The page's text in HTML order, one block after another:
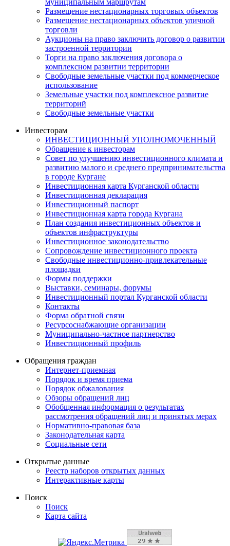
муниципальным маршрутам
Размещение нестационарных торговых объектов
Размещение нестационарных объектов уличной
торговли
Аукционы на право заключить договор о развитии
застроенной территории
Торги на право заключения договора о
комплексном развитии территории
Свободные земельные участки под коммерческое
использование
Земельные участки под комплексное развитие
территорий
Свободные земельные участки
Инвесторам
ИНВЕСТИЦИОННЫЙ УПОЛНОМОЧЕННЫЙ
Обращение к инвесторам
Совет по улучшению инвестиционного климата и
развитию малого и среднего предпринимательства
в городе Кургане
Инвестиционная карта Курганской области
Инвестиционная декларация
Инвестиционный паспорт
Инвестиционная карта города Кургана
План создания инвестиционных объектов и
объектов инфраструктуры
Инвестиционное законодательство
Сопровождение инвестиционного проекта
Свободные инвестиционно-привлекательные
площадки
Формы поддержки
Выставки, семинары, форумы
Инвестиционный портал Курганской области
Контакты
Форма обратной связи
Ресурсоснабжающие организации
Муниципально-частное партнерство
Инвестиционный профиль
Обращения граждан
Интернет-приемная
Порядок и время приема
Порядок обжалования
Обзоры обращений лиц
Обобщенная информация о результатах
рассмотрения обращений лиц и принятых мерах
Нормативно-правовая база
Законодательная карта
Социальные сети
Открытые данные
Реестр наборов открытых данных
Интерактивные карты
Поиск
Поиск
Карта сайта